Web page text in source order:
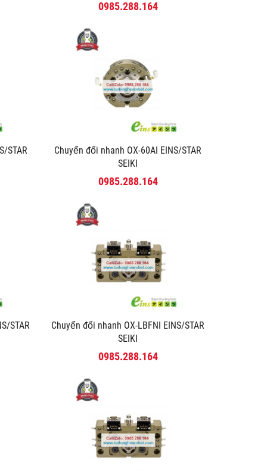
0985.288.164
STAR
Chuyển đổi nhanh OX-60AI EINS/STAR
SEIKI
0985.288.164
STAR
Chuyển đổi nhanh OX-LBFNI EINS/STAR
SEIKI
0985.288.164